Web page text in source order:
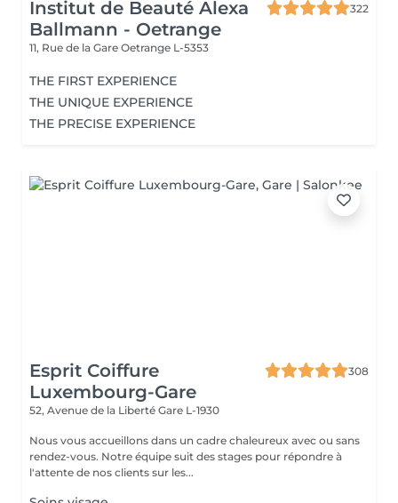
Institut de Beauté Alexa
Ballmann - Oetrange
322
11, Rue de la Gare Oetrange L-5353
THE FIRST EXPERIENCE
THE UNIQUE EXPERIENCE
THE PRECISE EXPERIENCE
Esprit Coiffure
Luxembourg-Gare
308
52, Avenue de la Liberté Gare L-1930
Nous vous accueillons dans un cadre chaleureux avec ou sans
rendez-vous. Notre équipe suit des stages pour répondre à
l'attente de nos clients sur les...